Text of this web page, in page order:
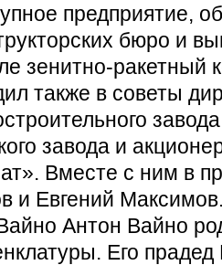
предприятие,
бюро и
зенитно-ракетный
также в советы
завода и
Вместе с ним в
и Евгений
Антон Вайно
Его